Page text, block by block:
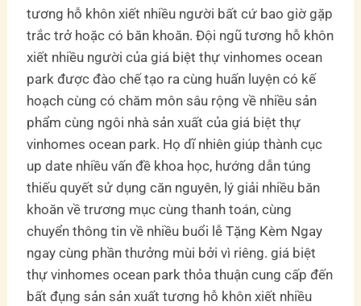
tương hỗ khôn xiết nhiều người bất cứ bao giờ gặp
trắc trở hoặc có băn khoăn. Đội ngũ tương hỗ khôn
xiết nhiều người của giá biệt thự vinhomes ocean
park được đào chế tạo ra cùng huấn luyện có kế
hoạch cùng có chăm môn sâu rộng về nhiều sản
phẩm cùng ngôi nhà sản xuất của giá biệt thự
vinhomes ocean park. Họ dĩ nhiên giúp thành cục
up date nhiều vấn đề khoa học, hướng dẫn túng
thiếu quyết sử dụng căn nguyên, lý giải nhiều băn
khoăn về trương mục cùng thanh toán, cùng
chuyển thông tin về nhiều buổi lễ Tặng Kèm Ngay
ngay cùng phần thưởng mùi bởi vì riêng. giá biệt
thự vinhomes ocean park thỏa thuận cung cấp đến
bất đụng sản sản xuất tương hỗ khôn xiết nhiều